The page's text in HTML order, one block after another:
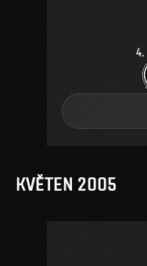
4.
KVĚTEN 2005